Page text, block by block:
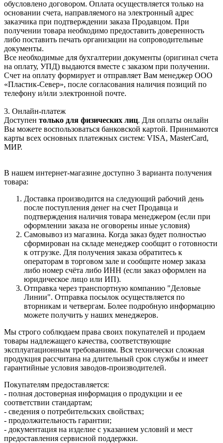
обусловлено договором. Оплата осуществляется только на
основании счета, направляемого на электронный адрес
заказчика при подтверждении заказа Продавцом. При
получении товара необходимо предоставить доверенность
либо поставить печать организации на сопроводительные
документы.
Все необходимые для бухгалтерии документы (оригинал счета
на оплату, УПД) выдаются вместе с заказом при получении.
Счет на оплату формирует и отправляет Вам менеджер ООО
«Пластик-Север», после согласования наличия позиций по
телефону и/или электронной почте.
3. Онлайн-платеж
Доступен только для физических лиц. Для оплаты онлайн
Вы можете воспользоваться банковской картой. Принимаются
карты всех основных платежных систем: VISA, MasterCard,
МИР.
В нашем интернет-магазине доступно 3 варианта получения
товара:
Доставка производится на следующий рабочий день
после поступления денег на счет Продавца и
подтверждения наличия товара менеджером (если при
оформлении заказа не оговорены иные условия)
Самовывоз из магазина. Когда заказ будет полностью
сформирован на складе менеджер сообщит о готовности
к отгрузке. Для получения заказа обратитесь к
операторам в торговом зале и сообщите номер заказа
либо номер счёта либо ИНН (если заказ оформлен на
юридическое лицо или ИП).
Отправка через транспортную компанию "Деловые
Линии". Отправка посылок осуществляется по
вторникам и четвергам. Более подробную информацию
можете получить у наших менеджеров.
Мы строго соблюдаем права своих покупателей и продаем
товары надлежащего качества, соответствующие
эксплуатационным требованиям. Вся технически сложная
продукция рассчитана на длительный срок службы и имеет
гарантийные условия заводов-производителей.
Покупателям предоставляется:
- полная достоверная информация о продукции и ее
соответствии стандартам;
- сведения о потребительских свойствах;
- продолжительность гарантии;
- документация на изделие с указанием условий и мест
предоставления сервисной поддержки.